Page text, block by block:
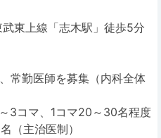
上線「志木駅」徒歩5分
常勤医師を募集（内科全体
3コマ、1コマ20～30名程度
（主治医制）